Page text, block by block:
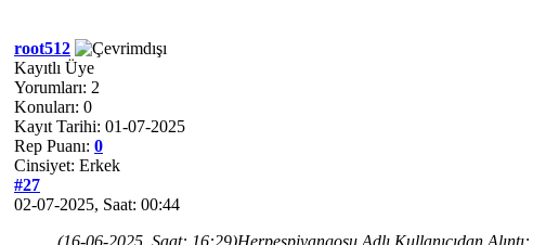
root512
Kayıtlı Üye
Yorumları: 2
Konuları: 0
Kayıt Tarihi: 01-07-2025
Rep Puanı: 0
Cinsiyet: Erkek
#27
02-07-2025, Saat: 00:44
(16-06-2025, Saat: 16:29)Herpespiyangosu Adlı Kullanıcıdan Alıntı: